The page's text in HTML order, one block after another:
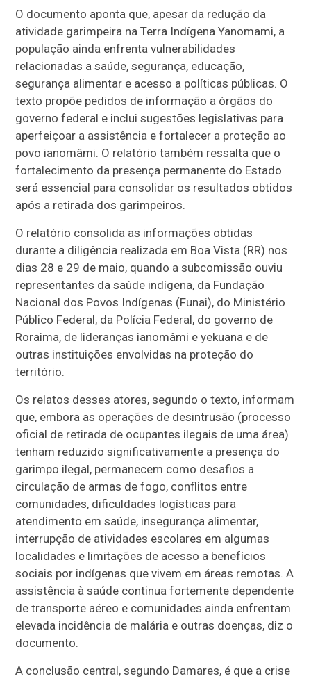
O documento aponta que, apesar da redução da
atividade garimpeira na Terra Indígena Yanomami, a
população ainda enfrenta vulnerabilidades
relacionadas a saúde, segurança, educação,
segurança alimentar e acesso a políticas públicas. O
texto propõe pedidos de informação a órgãos do
governo federal e inclui sugestões legislativas para
aperfeiçoar a assistência e fortalecer a proteção ao
povo ianomâmi. O relatório também ressalta que o
fortalecimento da presença permanente do Estado
será essencial para consolidar os resultados obtidos
após a retirada dos garimpeiros.
O relatório consolida as informações obtidas
durante a diligência realizada em Boa Vista (RR) nos
dias 28 e 29 de maio, quando a subcomissão ouviu
representantes da saúde indígena, da Fundação
Nacional dos Povos Indígenas (Funai), do Ministério
Público Federal, da Polícia Federal, do governo de
Roraima, de lideranças ianomâmi e yekuana e de
outras instituições envolvidas na proteção do
território.
Os relatos desses atores, segundo o texto, informam
que, embora as operações de desintrusão (processo
oficial de retirada de ocupantes ilegais de uma área)
tenham reduzido significativamente a presença do
garimpo ilegal, permanecem como desafios a
circulação de armas de fogo, conflitos entre
comunidades, dificuldades logísticas para
atendimento em saúde, insegurança alimentar,
interrupção de atividades escolares em algumas
localidades e limitações de acesso a benefícios
sociais por indígenas que vivem em áreas remotas. A
assistência à saúde continua fortemente dependente
de transporte aéreo e comunidades ainda enfrentam
elevada incidência de malária e outras doenças, diz o
documento.
A conclusão central, segundo Damares, é que a crise